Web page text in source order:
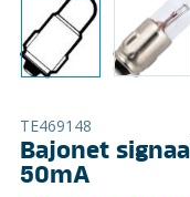
TE469148
Bajonet
50mA